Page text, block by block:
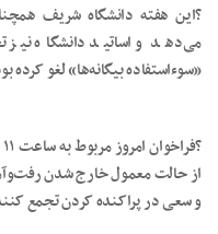
?این هفته دانشگاه شریف
می‌دهد و اساتید دانشگاه نیز
«سوءاستفاده بیگانه‌ها» لغو کرده
از حالت معمول خارج شدن
و سعی در پراکنده کردن تجمع